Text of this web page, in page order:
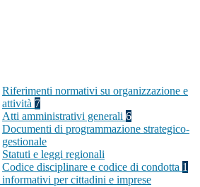
Riferimenti normativi su organizzazione e
attività 7
Atti amministrativi generali 6
Documenti di programmazione strategico-
gestionale
Statuti e leggi regionali
Codice disciplinare e codice di condotta 1
per cittadini e imprese